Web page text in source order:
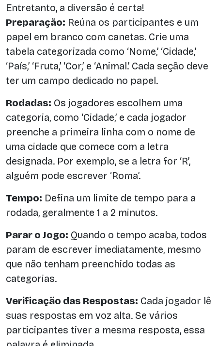
Entretanto, a diversão é certa!
Preparação: Reúna os participantes e um
papel em branco com canetas. Crie uma
tabela categorizada como ‘Nome,’ ‘Cidade,’
‘País,’ ‘Fruta,’ ‘Cor,’ e ‘Animal.’ Cada seção deve
ter um campo dedicado no papel.
Rodadas: Os jogadores escolhem uma
categoria, como ‘Cidade,’ e cada jogador
preenche a primeira linha com o nome de
uma cidade que comece com a letra
designada. Por exemplo, se a letra for ‘R’,
alguém pode escrever ‘Roma’.
Tempo: Defina um limite de tempo para a
rodada, geralmente 1 a 2 minutos.
Parar o Jogo: Quando o tempo acaba, todos
param de escrever imediatamente, mesmo
que não tenham preenchido todas as
categorias.
Verificação das Respostas: Cada jogador lê
suas respostas em voz alta. Se vários
participantes tiver a mesma resposta, essa